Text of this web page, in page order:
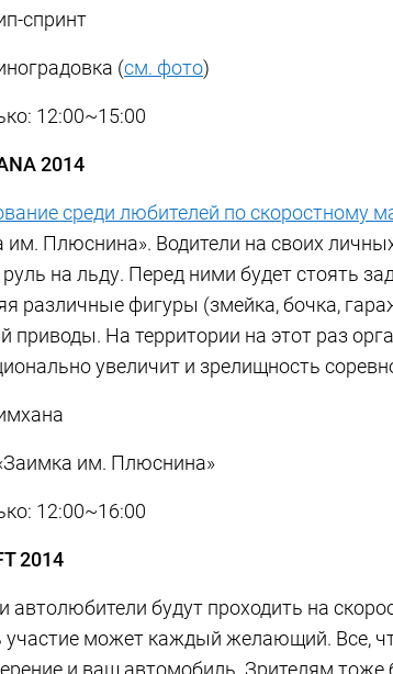
спринт
(см. фото)
12:00~15:00
2014
среди любителей по скоростному
им. Плюснина». Водители на своих
руль на льду. Перед ними будет стоять
различные фигуры (змейка, бочка,
приводы. На территории на этот раз
увеличит и зрелищность
им. Плюснина»
12:00~16:00
2014
автолюбители будут проходить на
участие может каждый желающий. Все,
и ваш автомобиль. Зрителям тоже